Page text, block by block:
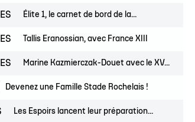
Élite 1, le carnet de bord de la...
Tallis Eranossian, avec France XIII
Marine Kazmierczak-Douet avec le XV...
Devenez une Famille Stade Rochelais !
Les Espoirs lancent leur préparation...